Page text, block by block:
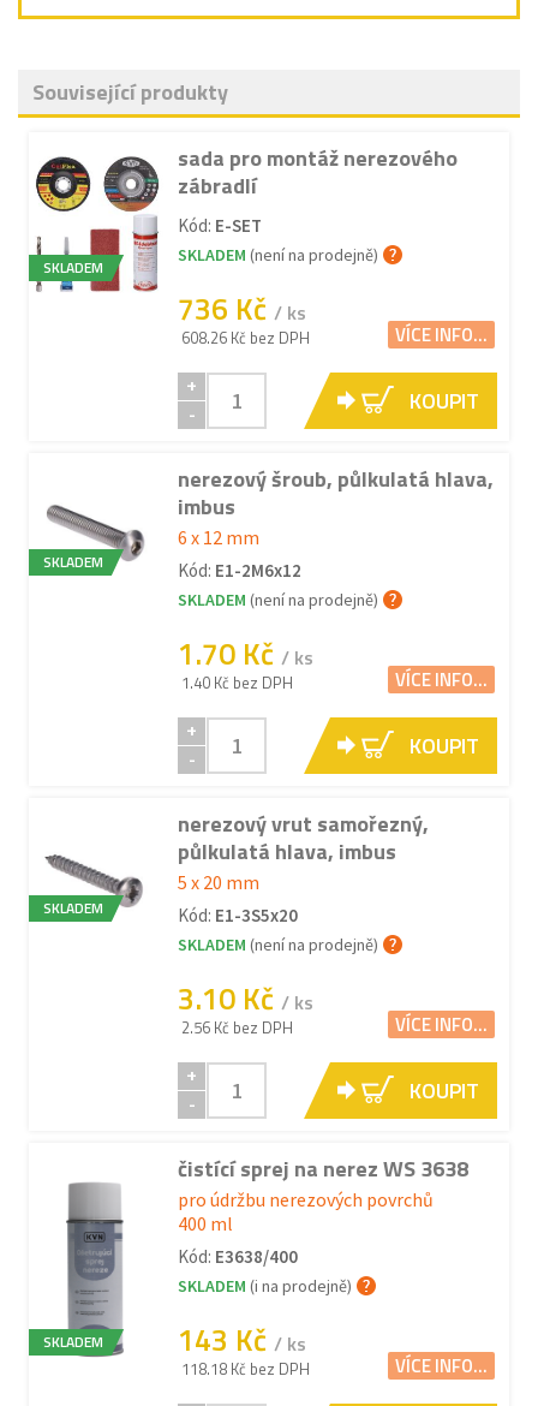
Související produkty
SKLADEM
sada pro montáž nerezového
zábradlí
Kód: E-SET
SKLADEM (není na prodejně)
736 Kč / ks
608.26 Kč bez DPH VÍCE INFO...
+
-
KOUPIT
SKLADEM
nerezový šroub, půlkulatá hlava,
imbus
6 x 12 mm
Kód: E1-2M6x12
SKLADEM (není na prodejně)
1.70 Kč / ks
1.40 Kč bez DPH VÍCE INFO...
+
-
KOUPIT
SKLADEM
nerezový vrut samořezný,
půlkulatá hlava, imbus
5 x 20 mm
Kód: E1-3S5x20
SKLADEM (není na prodejně)
3.10 Kč / ks
2.56 Kč bez DPH VÍCE INFO...
+
-
KOUPIT
SKLADEM
čistící sprej na nerez WS 3638
pro údržbu nerezových povrchů
400 ml
Kód: E3638/400
SKLADEM (i na prodejně)
143 Kč / ks
118.18 Kč bez DPH VÍCE INFO...